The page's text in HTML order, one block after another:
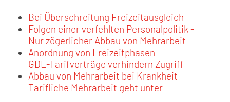
Bei Überschreitung Freizeitausgleich
Folgen einer verfehlten Personalpolitik -
Nur zögerlicher Abbau von Mehrarbeit
Anordnung von Freizeitphasen -
GDL-Tarifverträge verhindern Zugriff
Abbau von Mehrarbeit bei Krankheit -
Tarifliche Mehrarbeit geht unter